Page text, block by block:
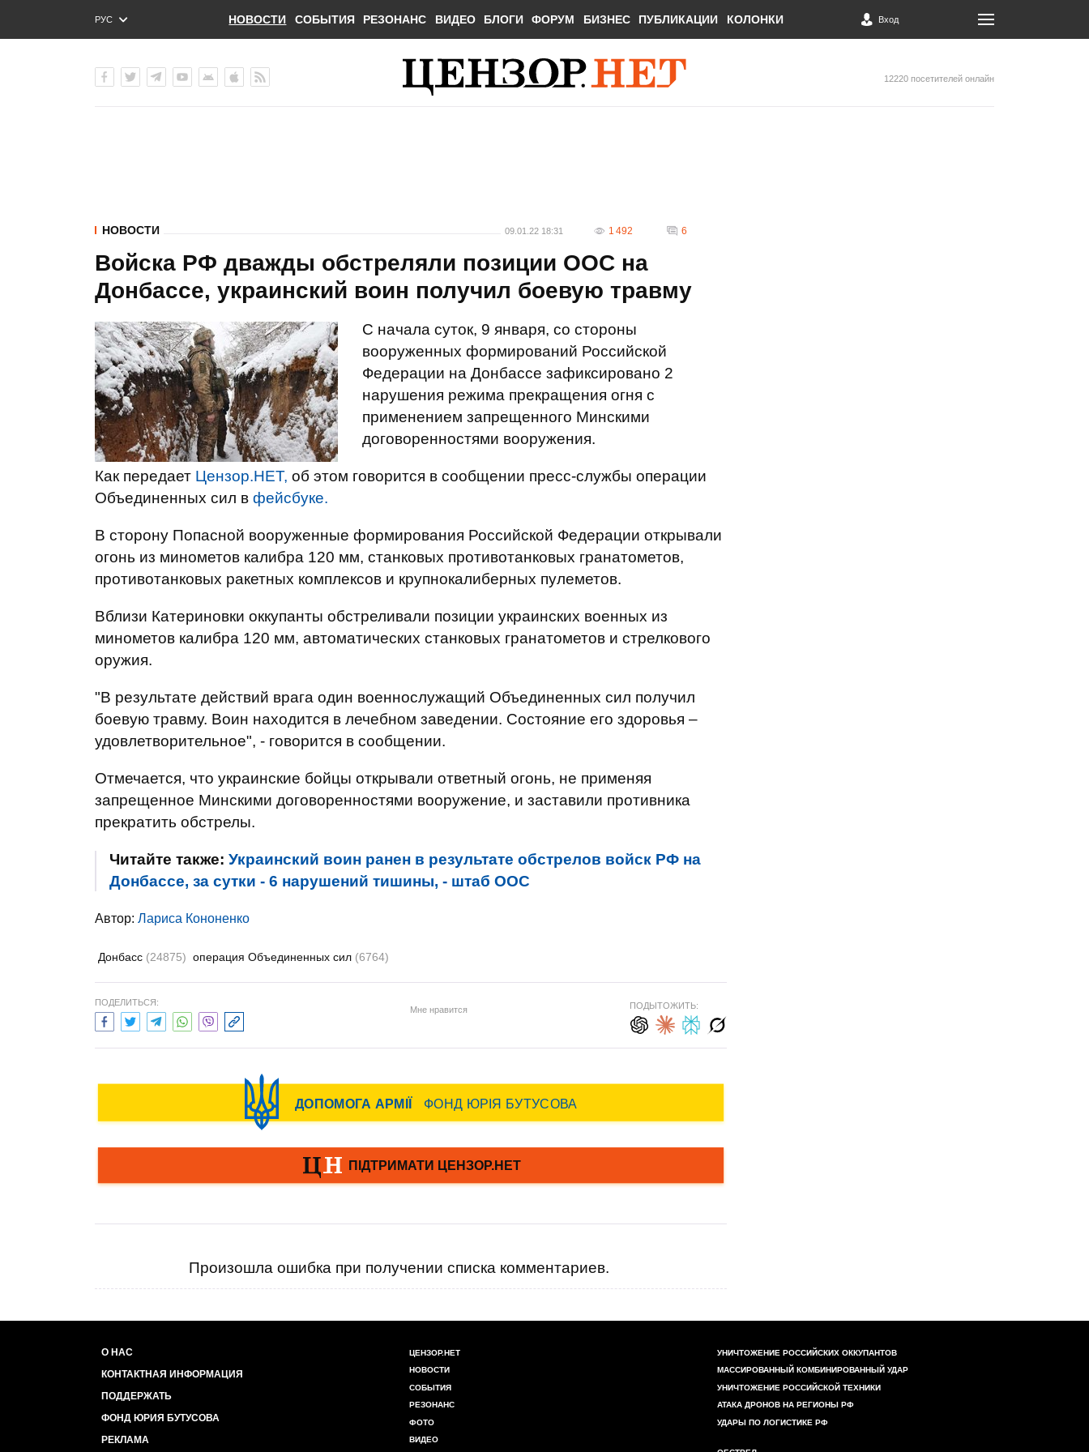
РУС
ENG
НОВОСТИ СОБЫТИЯ РЕЗОНАНС ВИДЕО БЛОГИ ФОРУМ БИЗНЕС ПУБЛИКАЦИИ КОЛОНКИ Вход
12220 посетителей онлайн
НОВОСТИ 09.01.22 18:31 1 492 6
Войска РФ дважды обстреляли позиции ООС на
Донбассе, украинский воин получил боевую травму
С начала суток, 9 января, со стороны
вооруженных формирований Российской
Федерации на Донбассе зафиксировано 2
нарушения режима прекращения огня с
применением запрещенного Минскими
договоренностями вооружения.
Как передает Цензор.НЕТ, об этом говорится в сообщении пресс-службы операции
Объединенных сил в фейсбуке.
В сторону Попасной вооруженные формирования Российской Федерации открывали
огонь из минометов калибра 120 мм, станковых противотанковых гранатометов,
противотанковых ракетных комплексов и крупнокалиберных пулеметов.
Вблизи Катериновки оккупанты обстреливали позиции украинских военных из
минометов калибра 120 мм, автоматических станковых гранатометов и стрелкового
оружия.
"В результате действий врага один военнослужащий Объединенных сил получил
боевую травму. Воин находится в лечебном заведении. Состояние его здоровья –
удовлетворительное", - говорится в сообщении.
Отмечается, что украинские бойцы открывали ответный огонь, не применяя
запрещенное Минскими договоренностями вооружение, и заставили противника
прекратить обстрелы.
Читайте также: Украинский воин ранен в результате обстрелов войск РФ на
Донбассе, за сутки - 6 нарушений тишины, - штаб ООС
Автор: Лариса Кононенко
Донбасс (24875) операция Объединенных сил (6764)
ПОДЕЛИТЬСЯ:
Мне нравится ПОДЫТОЖИТЬ:
Произошла ошибка при получении списка комментариев.
О НАС
КОНТАКТНАЯ ИНФОРМАЦИЯ
ПОДДЕРЖАТЬ
ФОНД ЮРИЯ БУТУСОВА
РЕКЛАМА
ЦЕНЗОР.НЕТ
НОВОСТИ
СОБЫТИЯ
РЕЗОНАНС
ФОТО
ВИДЕО
УНИЧТОЖЕНИЕ РОССИЙСКИХ ОККУПАНТОВ
МАССИРОВАННЫЙ КОМБИНИРОВАННЫЙ УДАР
УНИЧТОЖЕНИЕ РОССИЙСКОЙ ТЕХНИКИ
АТАКА ДРОНОВ НА РЕГИОНЫ РФ
УДАРЫ ПО ЛОГИСТИКЕ РФ